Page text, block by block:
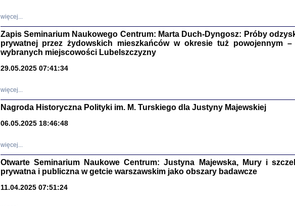
red. i wstęp Barbara Engelking, Jan
Stanisław Adler, oprac. i wstępem
Warszawa 2018
więcej...
Zapis Seminarium Naukowego Centrum: Marta Duch-Dyngosz: Próby
prywatnej przez żydowskich mieszkańców w okresie tuż powojennym –
wybranych miejscowości Lubelszczyzny
29.05.2025 07:41:34
więcej...
Nagroda Historyczna Polityki im. M. Turskiego dla Justyny Majewskiej
06.05.2025 18:46:48
więcej...
Otwarte Seminarium Naukowe Centrum: Justyna Majewska, Mury i
prywatna i publiczna w getcie warszawskim jako obszary badawcze
11.04.2025 07:51:24